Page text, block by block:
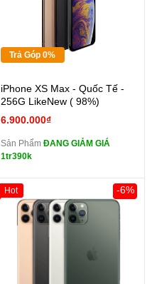
Trả Góp 0%
iPhone XS Max - Quốc Tế -
256G LikeNew ( 98%)
6.900.000₫
Sản Phẩm ĐANG GIẢM GIÁ
1tr390k
-6%
Hot